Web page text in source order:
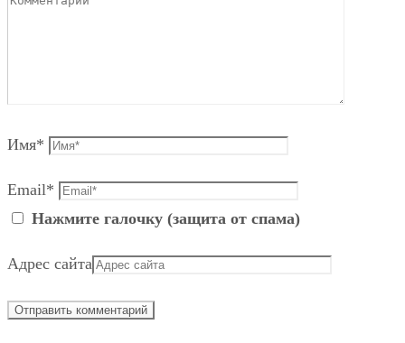
Имя*
Email*
Нажмите галочку (защита от спама)
Адрес сайта